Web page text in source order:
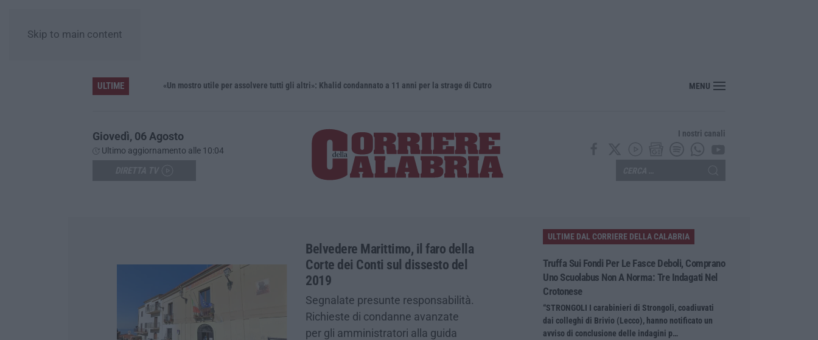
Skip to main content
ULTIME
Truffa sui fondi per le fasce deboli, comprano uno scuolabus non a norma: tre indagati nel Crotonese «Un mostro utile per assolvere tutti gli altri»: Khalid condannato a 11 anni per la strage di Cutro MENU
Giovedì, 06 Agosto
Ultimo aggiornamento alle 10:04
I nostri canali
Belvedere Marittimo, il faro della
Corte dei Conti sul dissesto del
2019
Segnalate presunte responsabilità.
Richieste di condanne avanzate
per gli amministratori alla guida
ULTIME DAL CORRIERE DELLA CALABRIA
Truffa Sui Fondi Per Le Fasce Deboli, Comprano
Uno Scuolabus Non A Norma: Tre Indagati Nel
Crotonese
“STRONGOLI I carabinieri di Strongoli, coadiuvati
dai colleghi di Brivio (Lecco), hanno notificato un
avviso di conclusione delle indagini p…